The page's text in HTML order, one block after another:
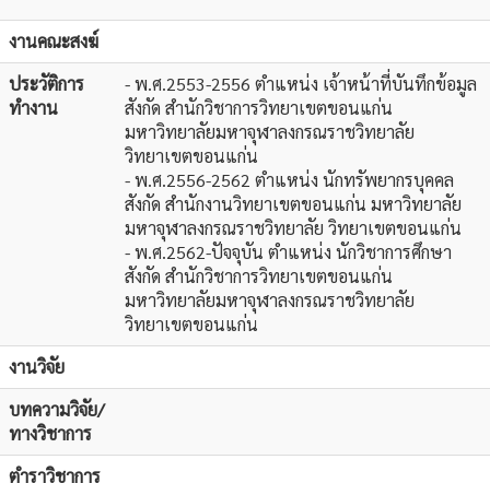
งานคณะสงฆ์
ประวัติการ
ทำงาน
- พ.ศ.2553-2556 ตำแหน่ง เจ้าหน้าที่บันทึกข้อมูล
สังกัด สำนักวิชาการวิทยาเขตขอนแก่น
มหาวิทยาลัยมหาจุฬาลงกรณราชวิทยาลัย
วิทยาเขตขอนแก่น
- พ.ศ.2556-2562 ตำแหน่ง นักทรัพยากรบุคคล
สังกัด สำนักงานวิทยาเขตขอนแก่น มหาวิทยาลัย
มหาจุฬาลงกรณราชวิทยาลัย วิทยาเขตขอนแก่น
- พ.ศ.2562-ปัจจุบัน ตำแหน่ง นักวิชาการศึกษา
สังกัด สำนักวิชาการวิทยาเขตขอนแก่น
มหาวิทยาลัยมหาจุฬาลงกรณราชวิทยาลัย
วิทยาเขตขอนแก่น
งานวิจัย
บทความวิจัย/
ทางวิชาการ
ตำราวิชาการ